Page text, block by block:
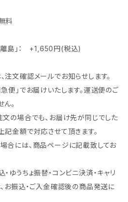
料
離島」： +1,650円(税込)
文確認メールでお知らせします。
便」でお届けいたします。運送便のご
。
の場合でも、お届け先が同じでした
金額で対応させて頂きます。
合には、商品ページに記載致してお
ゆうちょ振替・コンビニ決済・キャリ
振込・ご入金確認後の商品発送に